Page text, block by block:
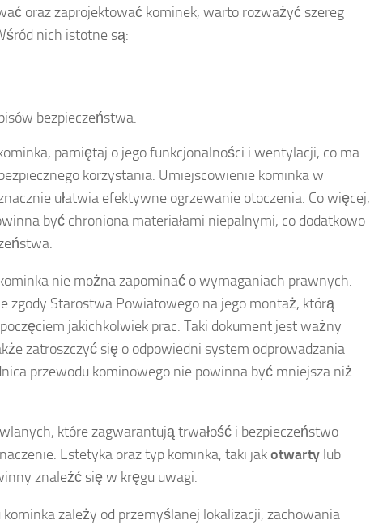
oraz zaprojektować kominek, warto rozważyć szereg
nich istotne są:
bezpieczeństwa.
pamiętaj o jego funkcjonalności i wentylacji, co ma
korzystania. Umiejscowienie kominka w
ułatwia efektywne ogrzewanie otoczenia. Co więcej,
być chroniona materiałami niepalnymi, co dodatkowo
nie można zapominać o wymaganiach prawnych.
zgody Starostwa Powiatowego na jego montaż, którą
jakichkolwiek prac. Taki dokument jest ważny
zatroszczyć się o odpowiedni system odprowadzania
przewodu kominowego nie powinna być mniejsza niż
które zagwarantują trwałość i bezpieczeństwo
Estetyka oraz typ kominka, taki jakotwarty lub
znaleźć się w kręgu uwagi.
zależy od przemyślanej lokalizacji, zachowania